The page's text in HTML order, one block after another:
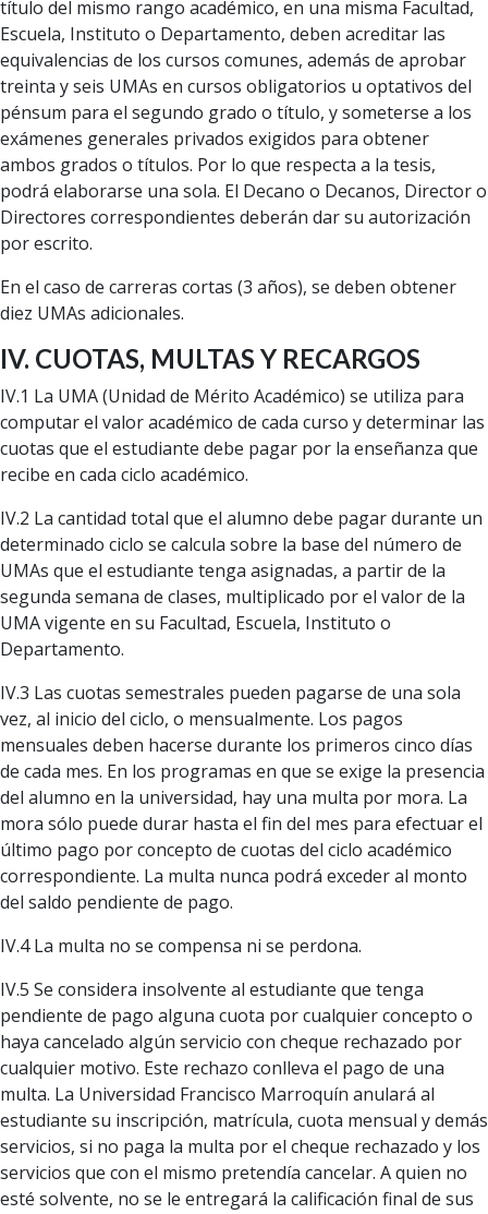
título del mismo rango académico, en una misma Facultad,
Escuela, Instituto o Departamento, deben acreditar las
equivalencias de los cursos comunes, además de aprobar
treinta y seis UMAs en cursos obligatorios u optativos del
pénsum para el segundo grado o título, y someterse a los
exámenes generales privados exigidos para obtener
ambos grados o títulos. Por lo que respecta a la tesis,
podrá elaborarse una sola. El Decano o Decanos, Director o
Directores correspondientes deberán dar su autorización
por escrito.
En el caso de carreras cortas (3 años), se deben obtener
diez UMAs adicionales.
IV. CUOTAS, MULTAS Y RECARGOS
IV.1 La UMA (Unidad de Mérito Académico) se utiliza para
computar el valor académico de cada curso y determinar las
cuotas que el estudiante debe pagar por la enseñanza que
recibe en cada ciclo académico.
IV.2 La cantidad total que el alumno debe pagar durante un
determinado ciclo se calcula sobre la base del número de
UMAs que el estudiante tenga asignadas, a partir de la
segunda semana de clases, multiplicado por el valor de la
UMA vigente en su Facultad, Escuela, Instituto o
Departamento.
IV.3 Las cuotas semestrales pueden pagarse de una sola
vez, al inicio del ciclo, o mensualmente. Los pagos
mensuales deben hacerse durante los primeros cinco días
de cada mes. En los programas en que se exige la presencia
del alumno en la universidad, hay una multa por mora. La
mora sólo puede durar hasta el fin del mes para efectuar el
último pago por concepto de cuotas del ciclo académico
correspondiente. La multa nunca podrá exceder al monto
del saldo pendiente de pago.
IV.4 La multa no se compensa ni se perdona.
IV.5 Se considera insolvente al estudiante que tenga
pendiente de pago alguna cuota por cualquier concepto o
haya cancelado algún servicio con cheque rechazado por
cualquier motivo. Este rechazo conlleva el pago de una
multa. La Universidad Francisco Marroquín anulará al
estudiante su inscripción, matrícula, cuota mensual y demás
servicios, si no paga la multa por el cheque rechazado y los
servicios que con el mismo pretendía cancelar. A quien no
esté solvente, no se le entregará la calificación final de sus